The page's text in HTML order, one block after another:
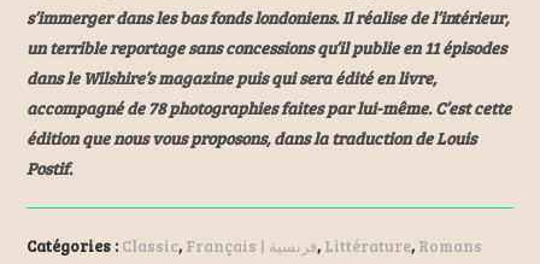
s’immerger dans les bas fonds londoniens. Il réalise de l’intérieur,
un terrible reportage sans concessions qu’il publie en 11 épisodes
dans le Wilshire’s magazine puis qui sera édité en livre,
accompagné de 78 photographies faites par lui-même. C’est cette
édition que nous vous proposons, dans la traduction de Louis
Postif.
Catégories : Classic, Français | فرنسية, Littérature, Romans